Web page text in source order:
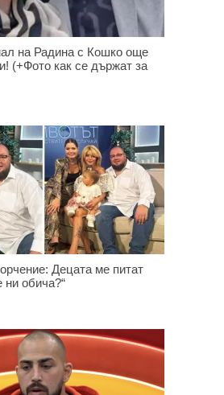
на Радина с Кошко още
(+Фото как се държат за
Децата ме питат
ни обича?“